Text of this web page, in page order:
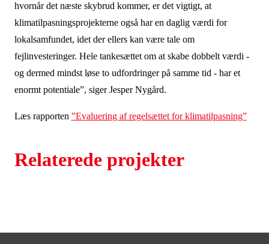
hvornår det næste skybrud kommer, er det vigtigt, at
klimatilpasningsprojekterne også har en daglig værdi for
lokalsamfundet, idet der ellers kan være tale om
fejlinvesteringer. Hele tankesættet om at skabe dobbelt værdi -
og dermed mindst løse to udfordringer på samme tid - har et
enormt potentiale”, siger Jesper Nygård.
Læs rapporten ”Evaluering af regelsættet for klimatilpasning”
Relaterede projekter